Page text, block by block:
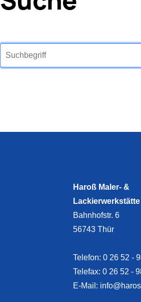
Haroß Maler- &
Lackierwerkstätte
Bahnhofstr. 6
56743 Thür
Telefon: 0 26 52 -
Telefax: 0 26 52 -
E-Mail: